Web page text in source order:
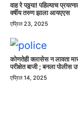
वाह रे पठ्ठया! पहिल्याच
वर्षीय तरुण झाला आयएएस
एप्रिल 23, 2025
कोणतेही क्लासेस न लावता
परीक्षेत बाजी ; बनला पोलीस
एप्रिल 14, 2025